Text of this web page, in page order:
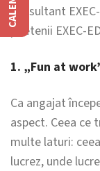
consultant
prietenii EXEC-
1. „Fun at
Ca angajat
aspect. Ceea ce
multe laturi:
lucrez, unde